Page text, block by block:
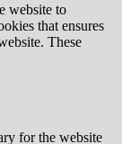
website to
that ensures
These
for the website